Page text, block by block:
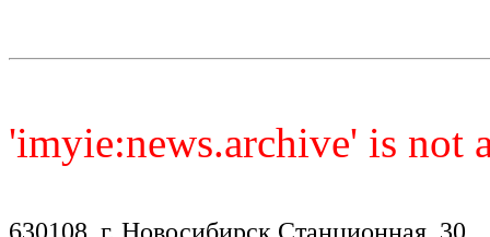
'imyie:news.archive' is not
630108, г. Новосибирск,Станционная, 30